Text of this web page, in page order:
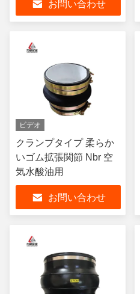
お問い合わせ
ビデオ
クランプタイプ 柔らか
いゴム拡張関節 Nbr 空
気水酸油用
お問い合わせ